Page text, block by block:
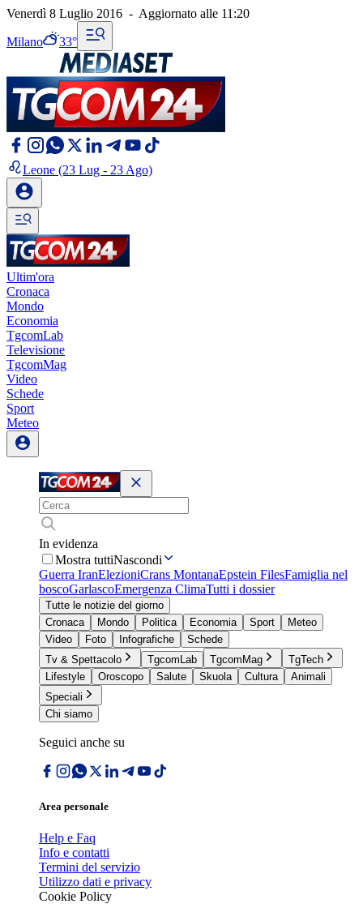
Venerdì 8 Luglio 2016 - Aggiornato alle 11:20
Milano 33°
Leone (23 Lug - 23 Ago)
Ultim'ora
Cronaca
Mondo
Economia
TgcomLab
Televisione
TgcomMag
Video
Schede
Sport
Meteo
In evidenza
Mostra tuttiNascondi
Guerra IranElezioniCrans MontanaEpstein FilesFamiglia nel
boscoGarlascoEmergenza ClimaTutti i dossier
Tutte le notizie del giorno
Cronaca
Mondo Politica Economia Sport
Meteo
Video
Foto Infografiche
Schede
Tv & Spettacolo
TgcomLab TgcomMag
TgTech
Lifestyle
Oroscopo Salute Skuola Cultura
Animali
Speciali
Chi siamo
Seguici anche su
Area personale
Help e Faq
Info e contatti
Termini del servizio
Utilizzo dati e privacy
Cookie Policy